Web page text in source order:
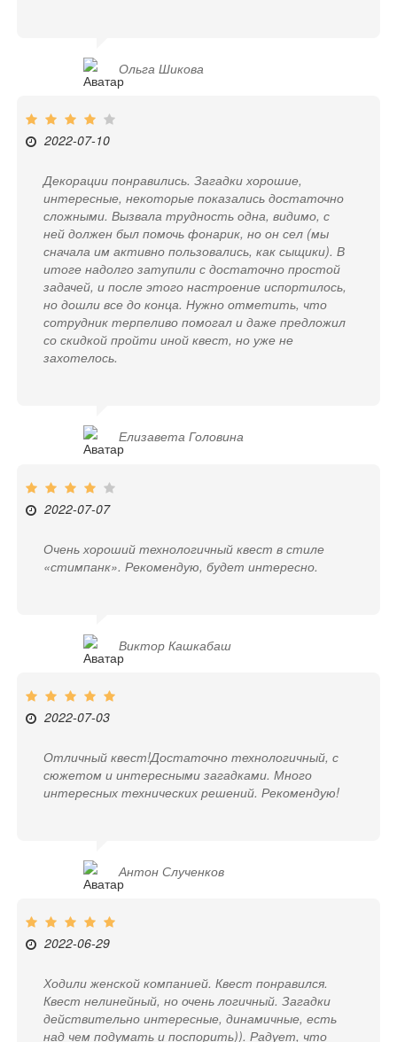
Ольга Шикова
2022-07-10
Декорации понравились. Загадки хорошие,
интересные, некоторые показались достаточно
сложными. Вызвала трудность одна, видимо, с
ней должен был помочь фонарик, но он сел (мы
сначала им активно пользовались, как сыщики). В
итоге надолго затупили с достаточно простой
задачей, и после этого настроение испортилось,
но дошли все до конца. Нужно отметить, что
сотрудник терпеливо помогал и даже предложил
со скидкой пройти иной квест, но уже не
захотелось.
Елизавета Головина
2022-07-07
Очень хороший технологичный квест в стиле
«стимпанк». Рекомендую, будет интересно.
Виктор Кашкабаш
2022-07-03
Отличный квест!Достаточно технологичный, с
сюжетом и интересными загадками. Много
интересных технических решений. Рекомендую!
Антон Слученков
2022-06-29
Ходили женской компанией. Квест понравился.
Квест нелинейный, но очень логичный. Загадки
действительно интересные, динамичные, есть
над чем подумать и поспорить)). Радует, что